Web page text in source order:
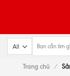
Trang chủ /